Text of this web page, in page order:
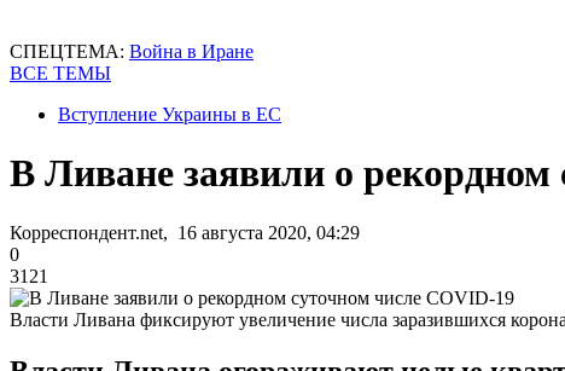
СПЕЦТЕМА: Война в Иране
ВСЕ ТЕМЫ
Вступление Украины в ЕС
В Ливане заявили о
Корреспондент.net, 16 августа 2020, 04:29
0
3121
Власти Ливана фиксируют увеличение числа заразившихся